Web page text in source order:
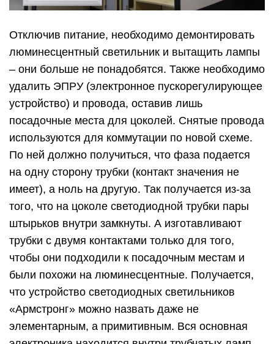
Отключив питание, необходимо демонтировать
люминесцентный светильник и вытащить лампы
– они больше не понадобятся. Также необходимо
удалить ЭПРУ (электронное пускорегулирующее
устройство) и провода, оставив лишь
посадочные места для цоколей. Снятые провода
используются для коммутации по новой схеме.
По ней должно получиться, что фаза подается
на одну сторону трубки (контакт значения не
имеет), а ноль на другую. Так получается из-за
того, что на цоколе светодиодной трубки пары
штырьков внутри замкнуты. А изготавливают
трубки с двумя контактами только для того,
чтобы они подходили к посадочным местам и
были похожи на люминесцентные. Получается,
что устройство светодиодных светильников
«Армстронг» можно назвать даже не
элементарным, а примитивным. Вся основная